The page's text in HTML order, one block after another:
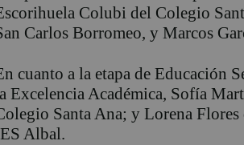
Colubi del Colegio
Carlos Borromeo, y Marcos
cuanto a la etapa de Educación
Excelencia Académica, Sofía
Santa Ana; y Lorena
Albal.